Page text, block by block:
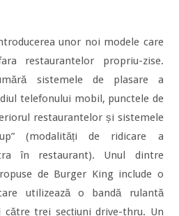
unor noi modele care
restaurantelor propriu-zise.
sistemele de plasare a
telefonului mobil, punctele de
restaurantelor și sistemele
up” (modalități de ridicare a
în restaurant). Unul dintre
de Burger King include o
utilizează o bandă rulantă
către trei secțiuni drive-thru. Un